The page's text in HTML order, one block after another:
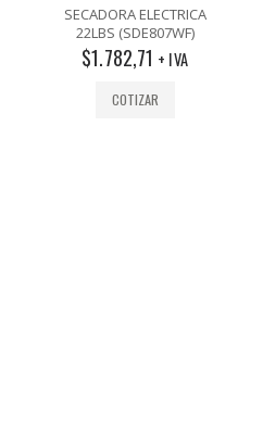
0
out
of
5
SECADORA ELECTRICA
22LBS (SDE807WF)
$1.782,71 + IVA
COTIZAR